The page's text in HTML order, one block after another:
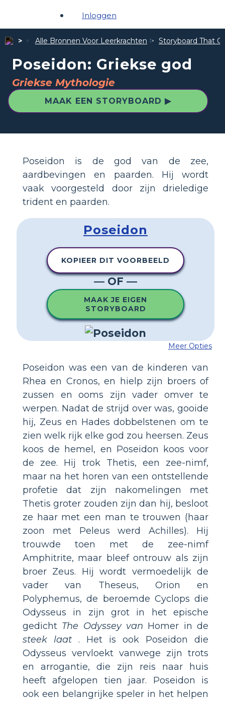
Inloggen
Alle Bronnen Voor Leerkrachten Storyboard That
Poseidon: Griekse god
Griekse Mythologie
MAAK EEN STORYBOARD ▶
Poseidon is de god van de zee,
aardbevingen en paarden. Hij wordt
vaak voorgesteld door zijn drieledige
trident en paarden.
Poseidon
KOPIEER DIT VOORBEELD
— OF —
MAAK JE EIGEN
STORYBOARD
Meer Opties
Poseidon was een van de kinderen van
Rhea en Cronos, en hielp zijn broers of
zussen en ooms zijn vader omver te
werpen. Nadat de strijd over was, gooide
hij, Zeus en Hades dobbelstenen om te
zien welk rijk elke god zou heersen. Zeus
koos de hemel, en Poseidon koos voor
de zee. Hij trok Thetis, een zee-nimf,
maar na het horen van een ontstellende
profetie dat zijn nakomelingen met
Thetis groter zouden zijn dan hij, besloot
ze haar met een man te trouwen (haar
zoon met Peleus werd Achilles). Hij
trouwde toen met de zee-nimf
Amphitrite, maar bleef ontrouw als zijn
broer Zeus. Hij wordt vermoedelijk de
vader van Theseus, Orion en
Polyphemus, de beroemde Cyclops die
Odysseus in zijn grot in het epische
gedicht The Odyssey van Homer in de
steek laat . Het is ook Poseidon die
Odysseus vervloekt vanwege zijn trots
en arrogantie, die zijn reis naar huis
heeft afgelopen tien jaar. Poseidon is
ook een belangrijke speler in het helpen